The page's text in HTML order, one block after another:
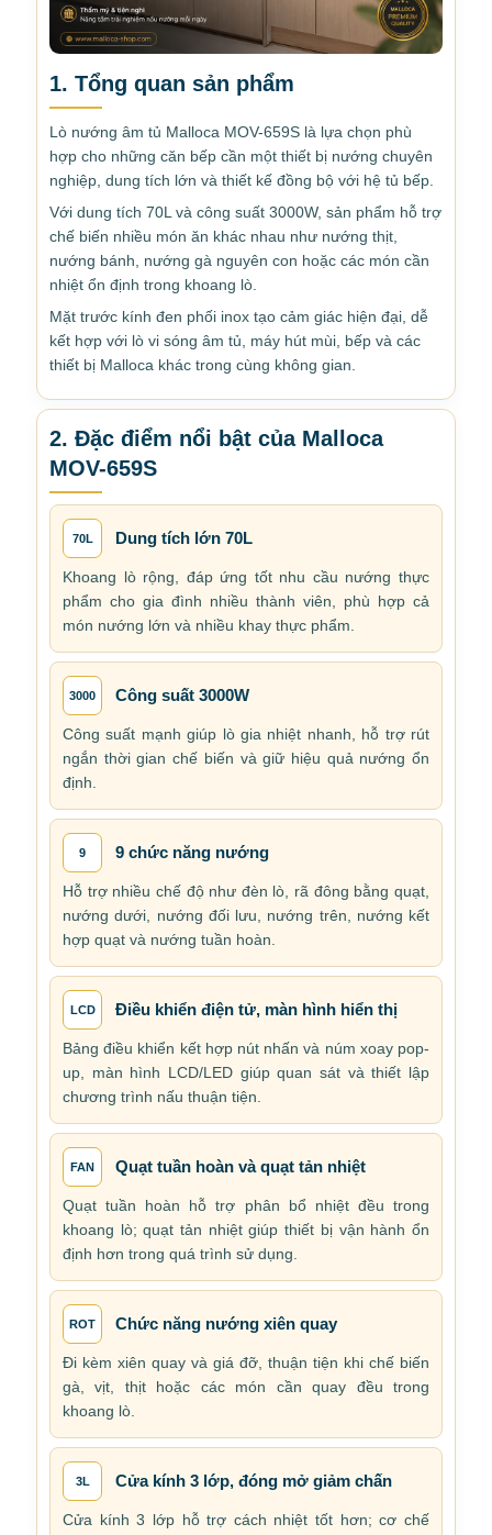
1. Tổng quan sản phẩm
Lò nướng âm tủ Malloca MOV-659S là lựa chọn phù
hợp cho những căn bếp cần một thiết bị nướng chuyên
nghiệp, dung tích lớn và thiết kế đồng bộ với hệ tủ bếp.
Với dung tích 70L và công suất 3000W, sản phẩm hỗ trợ
chế biến nhiều món ăn khác nhau như nướng thịt,
nướng bánh, nướng gà nguyên con hoặc các món cần
nhiệt ổn định trong khoang lò.
Mặt trước kính đen phối inox tạo cảm giác hiện đại, dễ
kết hợp với lò vi sóng âm tủ, máy hút mùi, bếp và các
thiết bị Malloca khác trong cùng không gian.
2. Đặc điểm nổi bật của Malloca
MOV-659S
70L Dung tích lớn 70L
Khoang lò rộng, đáp ứng tốt nhu cầu nướng thực
phẩm cho gia đình nhiều thành viên, phù hợp cả
món nướng lớn và nhiều khay thực phẩm.
3000 Công suất 3000W
Công suất mạnh giúp lò gia nhiệt nhanh, hỗ trợ rút
ngắn thời gian chế biến và giữ hiệu quả nướng ổn
định.
9 9 chức năng nướng
Hỗ trợ nhiều chế độ như đèn lò, rã đông bằng quạt,
nướng dưới, nướng đối lưu, nướng trên, nướng kết
hợp quạt và nướng tuần hoàn.
LCD Điều khiển điện tử, màn hình hiển thị
Bảng điều khiển kết hợp nút nhấn và núm xoay pop-
up, màn hình LCD/LED giúp quan sát và thiết lập
chương trình nấu thuận tiện.
FAN Quạt tuần hoàn và quạt tản nhiệt
Quạt tuần hoàn hỗ trợ phân bổ nhiệt đều trong
khoang lò; quạt tản nhiệt giúp thiết bị vận hành ổn
định hơn trong quá trình sử dụng.
ROT Chức năng nướng xiên quay
Đi kèm xiên quay và giá đỡ, thuận tiện khi chế biến
gà, vịt, thịt hoặc các món cần quay đều trong
khoang lò.
3L Cửa kính 3 lớp, đóng mở giảm chấn
Cửa kính 3 lớp hỗ trợ cách nhiệt tốt hơn; cơ chế